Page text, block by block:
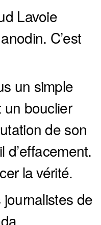
Lavoie
C’est
un simple
un bouclier
de son
d’effacement.
la vérité.
de